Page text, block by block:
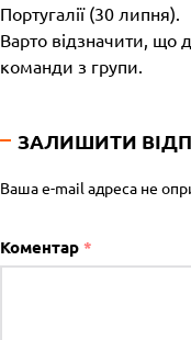
Португалії (30 липня).
Варто відзначити, що
команди з групи.
ЗАЛИШИТИ
Ваша e-mail адреса не
Коментар *